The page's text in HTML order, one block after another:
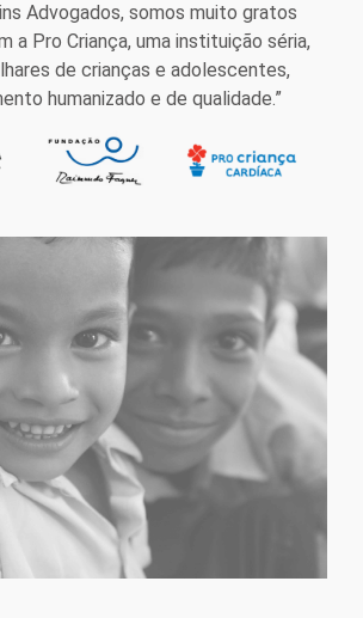
Advogados, somos muito gratos
a Pro Criança, uma instituição séria,
de crianças e adolescentes,
humanizado e de qualidade.”